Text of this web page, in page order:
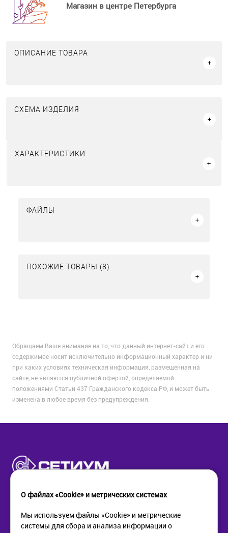
Магазин в центре Петербурга
ОПИСАНИЕ ТОВАРА
СХЕМА ИЗДЕЛИЯ
ХАРАКТЕРИСТИКИ
ФАЙЛЫ
ПОХОЖИЕ ТОВАРЫ (8)
Обращаем Ваше внимание на то, что данный интернет-сайт и его
содержимое носит исключительно информационный характер и ни
при каких условиях техническая информация, размещенная на
сайте, не являются публичной офертой, определяемой
положениями Статьи 437 Гражданского кодекса РФ, и может быть
изменена в любое время без предупреждения.
КОМПАНИЯ ПОМОЩЬ
О файлах «Cookie» и метрических системах
Мы используем файлы «Cookie» и метрические
системы для сбора и анализа информации о